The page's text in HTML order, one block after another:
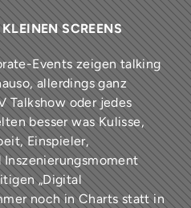
SCREENS
Events zeigen talking
allerdings ganz
Talkshow oder jedes
besser was Kulisse,
Einspieler,
„Digital
noch in Charts statt in